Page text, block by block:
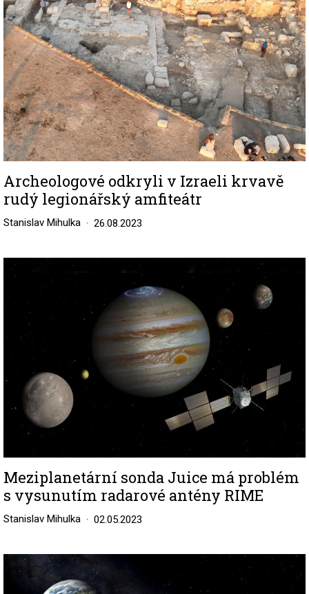
Archeologové odkryli v Izraeli krvavě
rudý legionářský amfiteátr
Stanislav Mihulka 26.08.2023
Image
Meziplanetární sonda Juice má problém
s vysunutím radarové antény RIME
Stanislav Mihulka 02.05.2023
Image